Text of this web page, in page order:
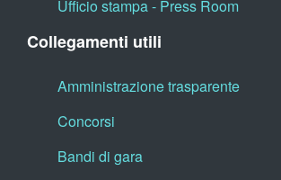
Ufficio stampa - Press Room
Collegamenti utili
Amministrazione trasparente
Concorsi
Bandi di gara